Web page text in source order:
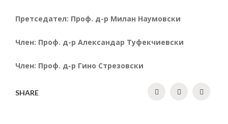
Претседател: Проф. д-р Милан Наумовски
Член: Проф. д-р Александар Туфекчиевски
Член: Проф. д-р Гино Стрезовски
SHARE